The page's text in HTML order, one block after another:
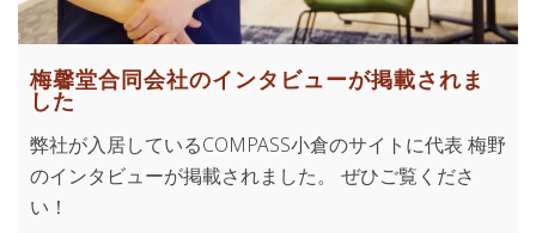
梅馨堂合同会社のインタビューが掲載されま
した
弊社が入居しているCOMPASS小倉のサイトに代表 梅野
のインタビューが掲載されました。 ぜひご覧くださ
い！